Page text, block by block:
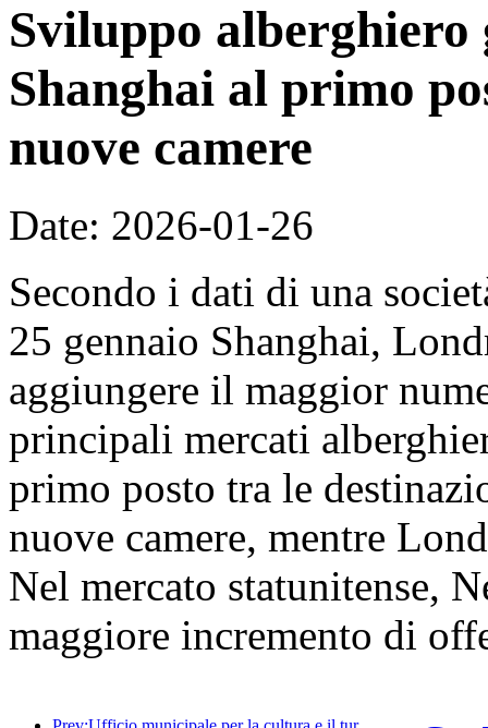
Sviluppo alberghiero
Shanghai al primo
nuove camere
Date: 2026-01-26
Secondo i dati di una
25 gennaio Shanghai,
aggiungere il maggior
principali mercati
primo posto tra le
nuove camere, mentre
Nel mercato statunitense,
maggiore incremento di